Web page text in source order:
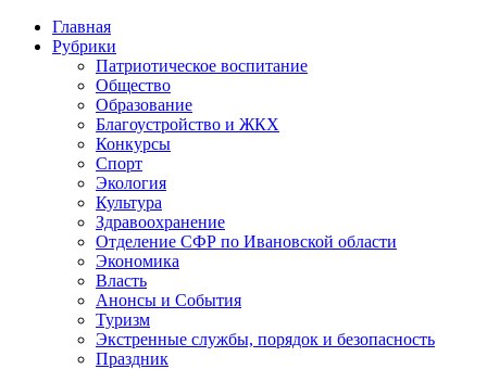
Главная
Рубрики
Патриотическое воспитание
Общество
Образование
Благоустройство и ЖКХ
Конкурсы
Спорт
Экология
Культура
Здравоохранение
Отделение СФР по Ивановской области
Экономика
Власть
Анонсы и События
Туризм
Экстренные службы, порядок и безопасность
Праздник